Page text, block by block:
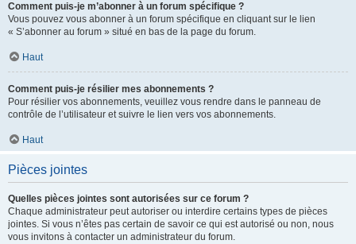
Comment puis-je m’abonner à un forum spécifique ?
Vous pouvez vous abonner à un forum spécifique en cliquant sur le lien
« S’abonner au forum » situé en bas de la page du forum.
Haut
Comment puis-je résilier mes abonnements ?
Pour résilier vos abonnements, veuillez vous rendre dans le panneau de
contrôle de l’utilisateur et suivre le lien vers vos abonnements.
Haut
Pièces jointes
Quelles pièces jointes sont autorisées sur ce forum ?
Chaque administrateur peut autoriser ou interdire certains types de pièces
jointes. Si vous n’êtes pas certain de savoir ce qui est autorisé ou non, nous
vous invitons à contacter un administrateur du forum.